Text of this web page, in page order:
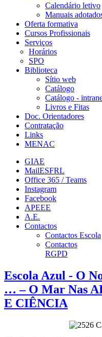
Calendário letivo
Manuais
Oferta formativa
Cursos Profissionais
Serviços
Horários
SPO
Biblioteca
Sítio web
Catálogo
Catálogo -
Livros e Fitas
Doc. Orientadores
Contratação
Links
MENAC
GIAE
MailESFRL
Office 365 / Teams
Instagram
Facebook
APEEE
A.E.
Contactos
Contactos Escola
Contactos
RGPD
Escola Azul - O
… – O Mar Nas
E CIÊNCIA